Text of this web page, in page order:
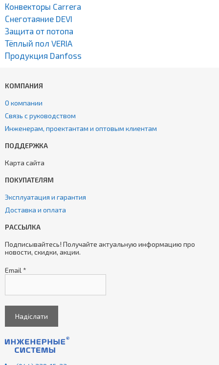
Конвекторы Carrera
Снеготаяние DEVI
Защита от потопа
Тёплый пол VERIA
Продукция Danfoss
КОМПАНИЯ
О компании
Связь с руководством
Инженерам, проектантам и оптовым клиентам
ПОДДЕРЖКА
Карта сайта
ПОКУПАТЕЛЯМ
Эксплуатация и гарантия
Доставка и оплата
РАССЫЛКА
Подписывайтесь! Получайте актуальную информацию про
новости, скидки, акции.
Email *